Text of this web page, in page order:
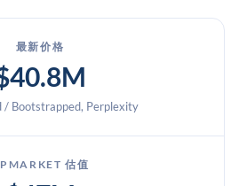
最新价格
/ Bootstrapped, Perplexity
估值